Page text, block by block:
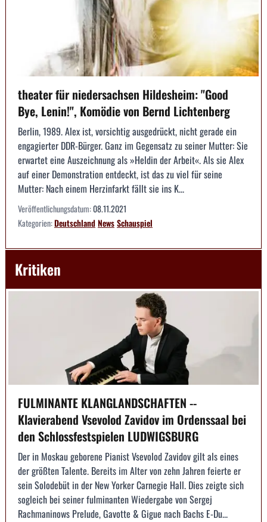
theater für niedersachsen Hildesheim: "Good
Bye, Lenin!", Komödie von Bernd Lichtenberg
Berlin, 1989. Alex ist, vorsichtig ausgedrückt, nicht gerade ein
engagierter DDR-Bürger. Ganz im Gegensatz zu seiner Mutter: Sie
erwartet eine Auszeichnung als »Heldin der Arbeit«. Als sie Alex
auf einer Demonstration entdeckt, ist das zu viel für seine
Mutter: Nach einem Herzinfarkt fällt sie ins K...
Veröffentlichungsdatum:08.11.2021
Kategorien:DeutschlandNewsSchauspiel
Kritiken
FULMINANTE KLANGLANDSCHAFTEN --
Klavierabend Vsevolod Zavidov im Ordenssaal bei
den Schlossfestspielen LUDWIGSBURG
Der in Moskau geborene Pianist Vsevolod Zavidov gilt als eines
der größten Talente. Bereits im Alter von zehn Jahren feierte er
sein Solodebüt in der New Yorker Carnegie Hall. Dies zeigte sich
sogleich bei seiner fulminanten Wiedergabe von Sergej
Rachmaninows Prelude, Gavotte & Gigue nach Bachs E-Du...